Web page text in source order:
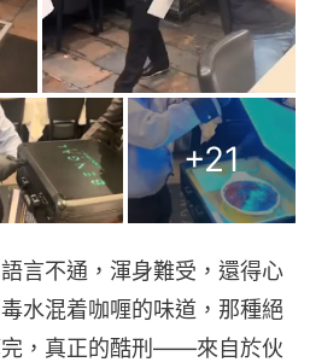
+21
言不通，渾身難受，還得心
水混着咖喱的味道，那種絕
，真正的酷刑——來自於伙